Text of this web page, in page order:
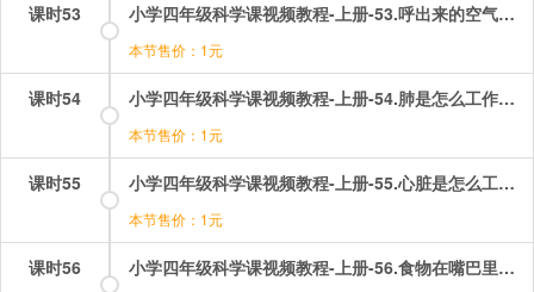
课时53 小学四年级科学课视频教程-上册-53.呼出来的空气.mp4
本节售价：1元
课时54 小学四年级科学课视频教程-上册-54.肺是怎么工作的？.mp4
本节售价：1元
课时55 小学四年级科学课视频教程-上册-55.心脏是怎么工作的？.mp4
本节售价：1元
课时56 小学四年级科学课视频教程-上册-56.食物在嘴巴里的变化.mp4